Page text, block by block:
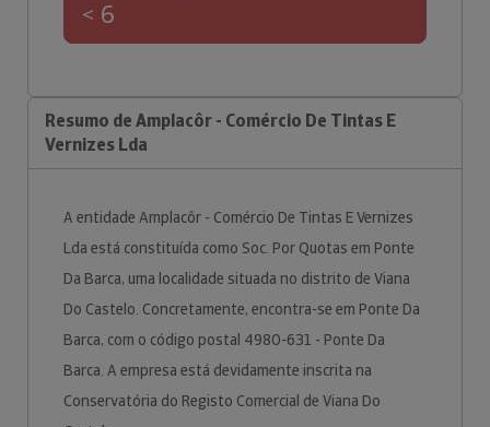
< 6
Resumo de Amplacôr - Comércio De Tintas E
Vernizes Lda
A entidade Amplacôr - Comércio De Tintas E Vernizes
Lda está constituída como Soc. Por Quotas em Ponte
Da Barca, uma localidade situada no distrito de Viana
Do Castelo. Concretamente, encontra-se em Ponte Da
Barca, com o código postal 4980-631 - Ponte Da
Barca. A empresa está devidamente inscrita na
Conservatória do Registo Comercial de Viana Do